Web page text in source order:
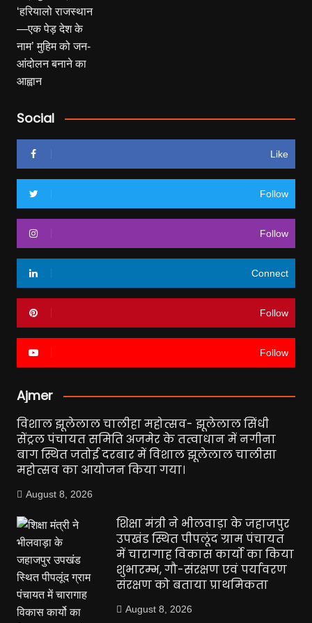
Social
Like
Follow
Follow
Connect
Follow
Follow
Ajmer
विशाल झूलेलाल चालीहा महोत्सव- झूलेलाल सिंधी
सेंट्रल पंचायत समिति अजमेर के तत्वाधान में नगीना
बाग स्थित जतोई दरबार में विशाल झूलेलाल चालीसा
महोत्सव का आयोजन किया गया।
August 8, 2026
शिक्षा मंत्री ने भीलवाड़ा के जहाजपुर
उपखंड स्थित पीपलूंद ग्राम पंचायत
में चारागाह विकास कार्यो का किया
शुभारम्भ, गौ-संरक्षण एवं पर्यावरण
संरक्षण को बताया प्राथमिकता
August 8, 2026